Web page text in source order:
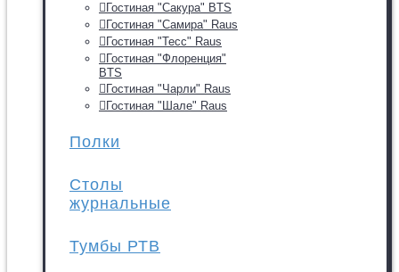
Гостиная "Сакура" BTS
Гостиная "Самира" Raus
Гостиная "Тесс" Raus
Гостиная "Флоренция"
BTS
Гостиная "Чарли" Raus
Гостиная "Шале" Raus
Полки
Столы
журнальные
Тумбы РТВ